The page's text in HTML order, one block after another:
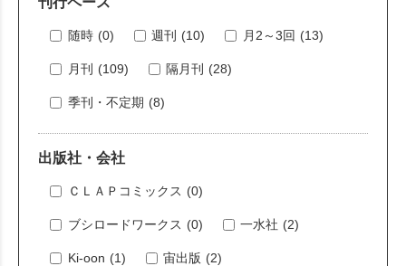
随時 (0) 週刊 (10) 月2～3回 (13)
月刊 (109) 隔月刊 (28)
季刊・不定期 (8)
出版社・会社
ＣＬＡＰコミックス (0)
ブシロードワークス (0) 一水社 (2)
Ki-oon (1) 宙出版 (2)